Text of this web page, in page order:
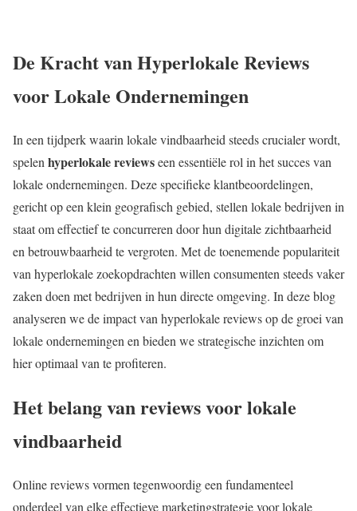
De Kracht van Hyperlokale Reviews
voor Lokale Ondernemingen
In een tijdperk waarin lokale vindbaarheid steeds crucialer wordt,
spelen hyperlokale reviewseen essentiële rol in het succes van
lokale ondernemingen. Deze specifieke klantbeoordelingen,
gericht op een klein geografisch gebied, stellen lokale bedrijven in
staat om effectief te concurreren door hun digitale zichtbaarheid
en betrouwbaarheid te vergroten. Met de toenemende populariteit
van hyperlokale zoekopdrachten willen consumenten steeds vaker
zaken doen met bedrijven in hun directe omgeving. In deze blog
analyseren we de impact van hyperlokale reviews op de groei van
lokale ondernemingen en bieden we strategische inzichten om
hier optimaal van te profiteren.
Het belang van reviews voor lokale
vindbaarheid
Online reviews vormen tegenwoordig een fundamenteel
onderdeel van elke effectieve marketingstrategie voor lokale